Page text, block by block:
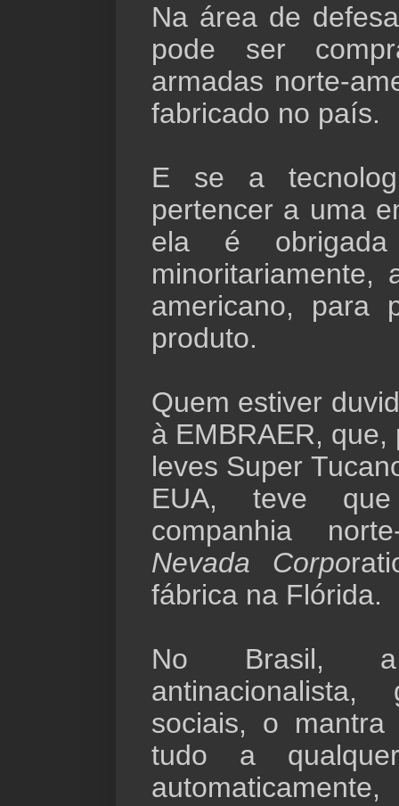
Na área de
pode ser
armadas norte-
fabricado no país.
E se a
pertencer a uma
ela é
minoritariamente,
americano, para
produto.
Quem estiver
à EMBRAER,
leves Super
EUA, teve
companhia
Nevada Corpo
fábrica na Flórida.
No Brasil,
sociais, o
tudo a